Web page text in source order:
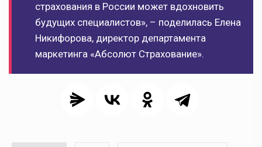
страхования в России может вдохновить
будущих специалистов», – поделилась Елена
Никифорова, директор департамента
маркетинга «Абсолют Страхование».